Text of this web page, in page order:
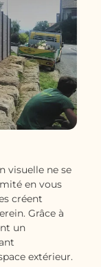
visuelle ne se
en vous
créent
Grâce à
un
extérieur.